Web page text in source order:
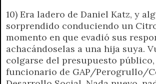
10) Era ladero de Daniel Katz, y
sorprendido conduciendo un
momento en que evadió sus
achacándoselas a una hija suya.
colgarse del presupuesto público,
funcionario de GAP/Perogrullo/